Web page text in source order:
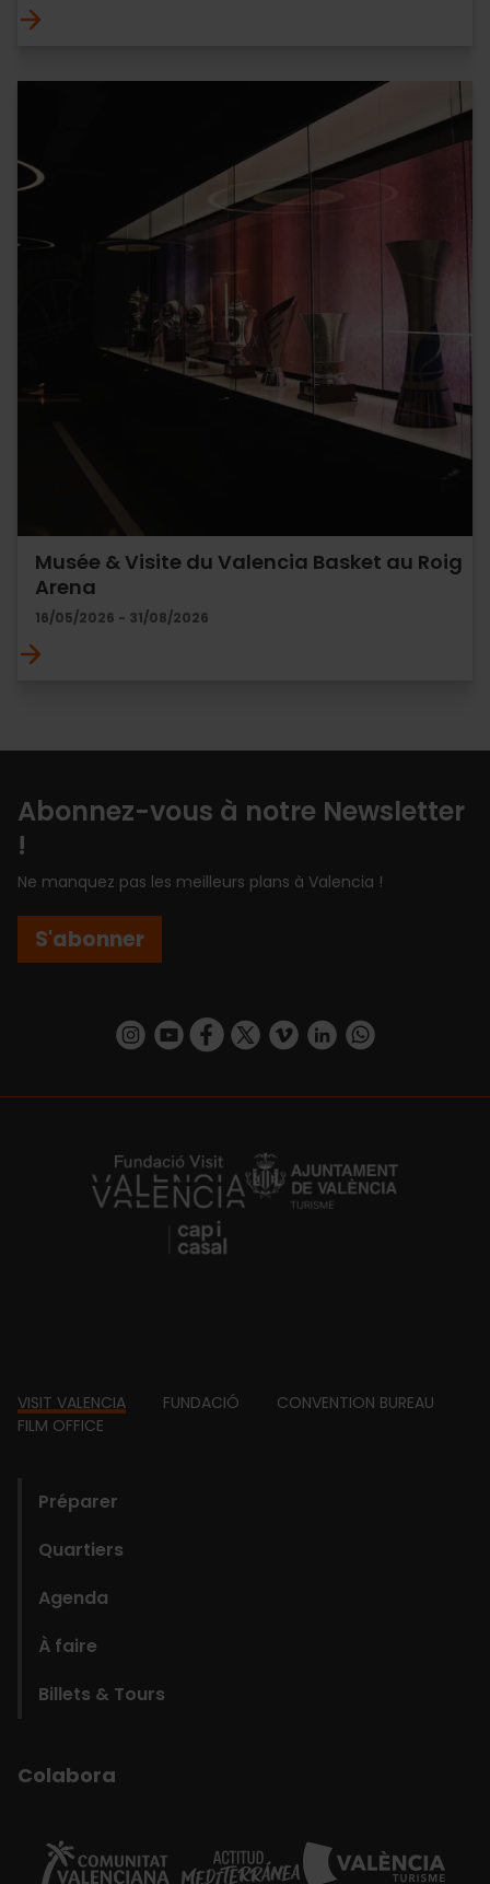
Musée & Visite du Valencia Basket au Roig
Arena
16/05/2026 - 31/08/2026
Abonnez-vous à notre Newsletter
!
Ne manquez pas les meilleurs plans à Valencia !
S'abonner
https://www.instagram.com/visit_valencia/
https://www.youtube.com/user/
https://www.facebook.com/
https://twitter.com/
https://vimeo.com/
https://www.linkedin.com/company/turismo-valencia/https://api.whatsapp.com/send/
https://fundacion.visitvalencia.com/
Footer
VISIT VALENCIA FUNDACIÓ
CONVENTION BUREAU
FILM OFFICE
Préparer
Quartiers
Agenda
À faire
Billets & Tours
Colabora